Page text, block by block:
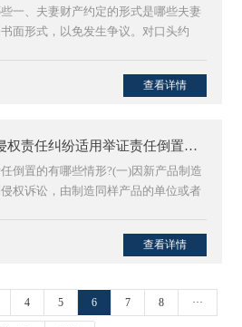
一、夫妻财产约定的形式是哪些夫妻
面形式，以免发生争议。对口头约
查看详情
昆明市婚外情调查：侵权责任纠纷适用举证责任倒置的有哪些情形-
倒置的有哪些情形?(一)因新产品制造
权诉讼，由制造同样产品的单位或者
查看详情
4 5 6 7 8 ···